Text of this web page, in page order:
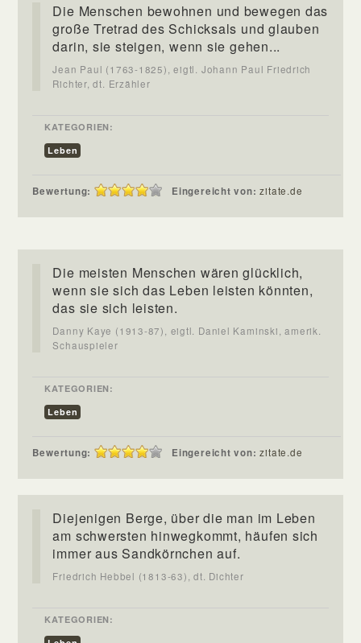
Die Menschen bewohnen und bewegen das
große Tretrad des Schicksals und glauben
darin, sie steigen, wenn sie gehen...
Jean Paul (1763-1825), eigtl. Johann Paul Friedrich
Richter, dt. Erzähler
KATEGORIEN:
Leben
Bewertung: Eingereicht von:zitate.de
Die meisten Menschen wären glücklich,
wenn sie sich das Leben leisten könnten,
das sie sich leisten.
Danny Kaye (1913-87), eigtl. Daniel Kaminski, amerik.
Schauspieler
KATEGORIEN:
Leben
Bewertung: Eingereicht von:zitate.de
Diejenigen Berge, über die man im Leben
am schwersten hinwegkommt, häufen sich
immer aus Sandkörnchen auf.
Friedrich Hebbel (1813-63), dt. Dichter
KATEGORIEN: